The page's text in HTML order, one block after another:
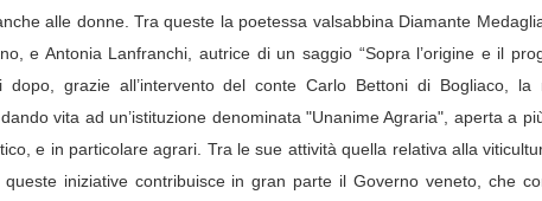
alle donne. Tra queste la poetessa valsabbina Diamante
e Antonia Lanfranchi, autrice di un saggio “Sopra l’origine e il
dopo, grazie all’intervento del conte Carlo Bettoni di Bogliaco, la
vita ad un’istituzione denominata "Unanime Agraria", aperta a
e in particolare agrari. Tra le sue attività quella relativa alla
queste iniziative contribuisce in gran parte il Governo veneto, che